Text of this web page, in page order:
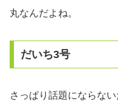
丸なんだよね。
だいち3号
さっぱり話題にならな